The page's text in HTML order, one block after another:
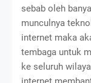
sebab oleh
munculnya
internet maka
tembaga untuk
ke seluruh